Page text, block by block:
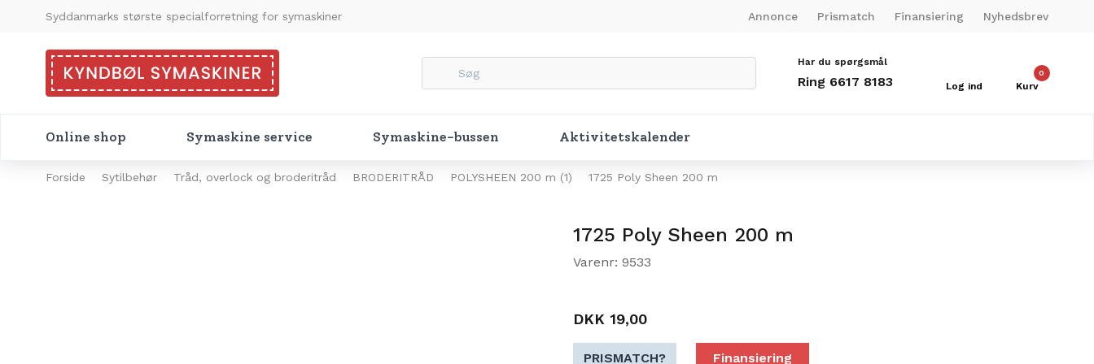
Syddanmarks største specialforretning for symaskiner Annonce Prismatch Finansiering Nyhedsbrev
Har du spørgsmål
Ring 6617 8183 Log ind
0
Kurv
Online shop Symaskine service Symaskine-bussen Aktivitetskalender
Forside Sytilbehør Tråd, overlock og broderitråd BRODERITRÅD POLYSHEEN 200 m (1) 1725 Poly Sheen 200 m
1725 Poly Sheen 200 m
Varenr: 9533
DKK 19,00
PRISMATCH? Finansiering